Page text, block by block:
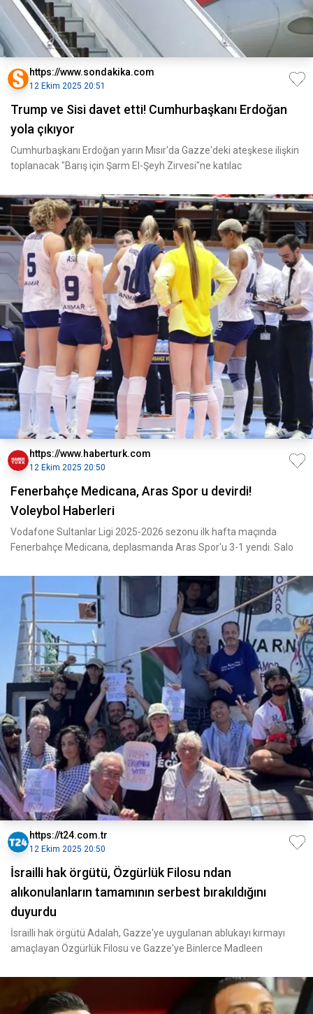
https://www.sondakika.com
12 Ekim 2025 20:51
Trump ve Sisi davet etti! Cumhurbaşkanı Erdoğan
yola çıkıyor
Cumhurbaşkanı Erdoğan yarın Mısır'da Gazze'deki ateşkese ilişkin
toplanacak "Barış için Şarm El-Şeyh Zirvesi"ne katılac
https://www.haberturk.com
12 Ekim 2025 20:50
Fenerbahçe Medicana, Aras Spor u devirdi!
Voleybol Haberleri
Vodafone Sultanlar Ligi 2025-2026 sezonu ilk hafta maçında
Fenerbahçe Medicana, deplasmanda Aras Spor'u 3-1 yendi. Salo
https://t24.com.tr
12 Ekim 2025 20:50
İsrailli hak örgütü, Özgürlük Filosu ndan
alıkonulanların tamamının serbest bırakıldığını
duyurdu
İsrailli hak örgütü Adalah, Gazze'ye uygulanan ablukayı kırmayı
amaçlayan Özgürlük Filosu ve Gazze'ye Binlerce Madleen